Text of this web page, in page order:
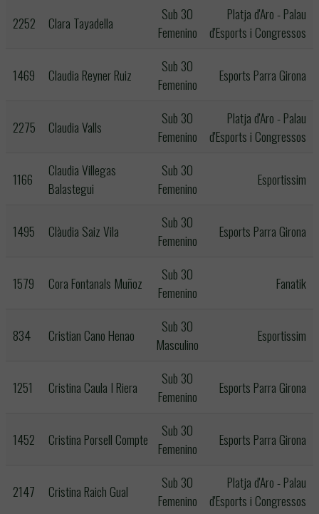
2252 Clara Tayadella
Sub 30
Femenino
Platja d'Aro - Palau
d'Esports i Congressos
1469 Claudia Reyner Ruiz
Sub 30
Femenino
Esports Parra Girona
2275 Claudia Valls
Sub 30
Femenino
Platja d'Aro - Palau
d'Esports i Congressos
1166
Claudia Villegas
Balastegui
Sub 30
Femenino
Esportissim
1495 Clàudia Saiz Vila
Sub 30
Femenino
Esports Parra Girona
1579 Cora Fontanals Muñoz
Sub 30
Femenino
Fanatik
834 Cristian Cano Henao
Sub 30
Masculino
Esportissim
1251 Cristina Caula I Riera
Sub 30
Femenino
Esports Parra Girona
1452 Cristina Porsell Compte
Sub 30
Femenino
Esports Parra Girona
2147 Cristina Raich Gual
Sub 30
Femenino
Platja d'Aro - Palau
d'Esports i Congressos